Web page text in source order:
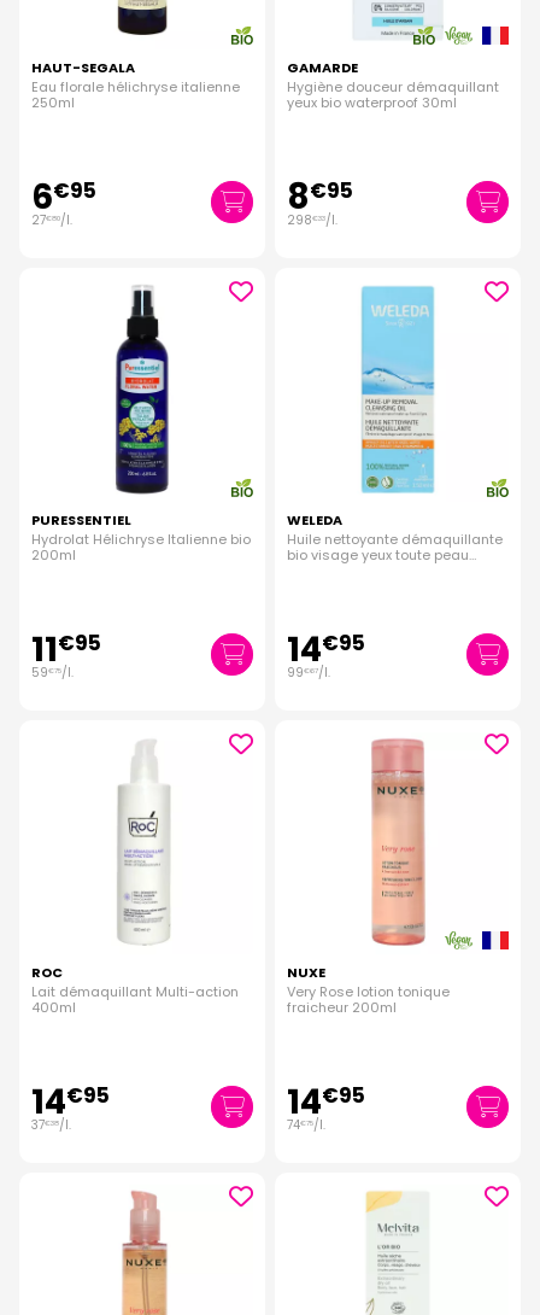
HAUT-SEGALA
Eau florale hélichryse italienne
250ml
6€95
27€80/l.
GAMARDE
Hygiène douceur démaquillant
yeux bio waterproof 30ml
8€95
298€33/l.
PURESSENTIEL
Hydrolat Hélichryse Italienne bio
200ml
11€95
59€75/l.
WELEDA
Huile nettoyante démaquillante
bio visage yeux toute peau
14€95
99€67/l.
ROC
Lait démaquillant Multi-action
400ml
14€95
37€38/l.
NUXE
Very Rose lotion tonique
fraicheur 200ml
14€95
74€75/l.